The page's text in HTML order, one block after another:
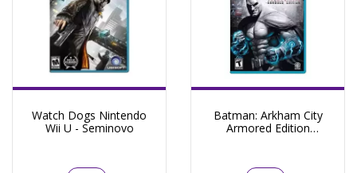
Watch Dogs Nintendo
Wii U - Seminovo
Batman: Arkham City
Armored Edition